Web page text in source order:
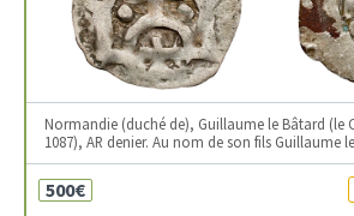
Normandie (duché de), Guillaume le Bâtard (le
1087), AR denier. Au nom de son fils Guillaume
500€